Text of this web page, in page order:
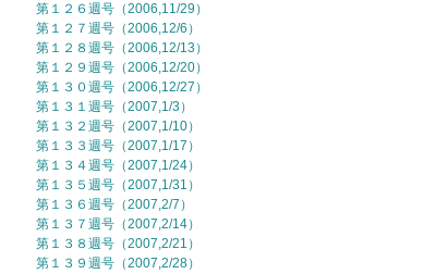
第１２６週号（2006,11/29）
第１２７週号（2006,12/6）
第１２８週号（2006,12/13）
第１２９週号（2006,12/20）
第１３０週号（2006,12/27）
第１３１週号（2007,1/3）
第１３２週号（2007,1/10）
第１３３週号（2007,1/17）
第１３４週号（2007,1/24）
第１３５週号（2007,1/31）
第１３６週号（2007,2/7）
第１３７週号（2007,2/14）
第１３８週号（2007,2/21）
第１３９週号（2007,2/28）